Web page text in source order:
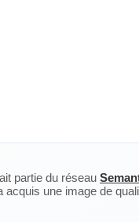
partie du réseau
une image de